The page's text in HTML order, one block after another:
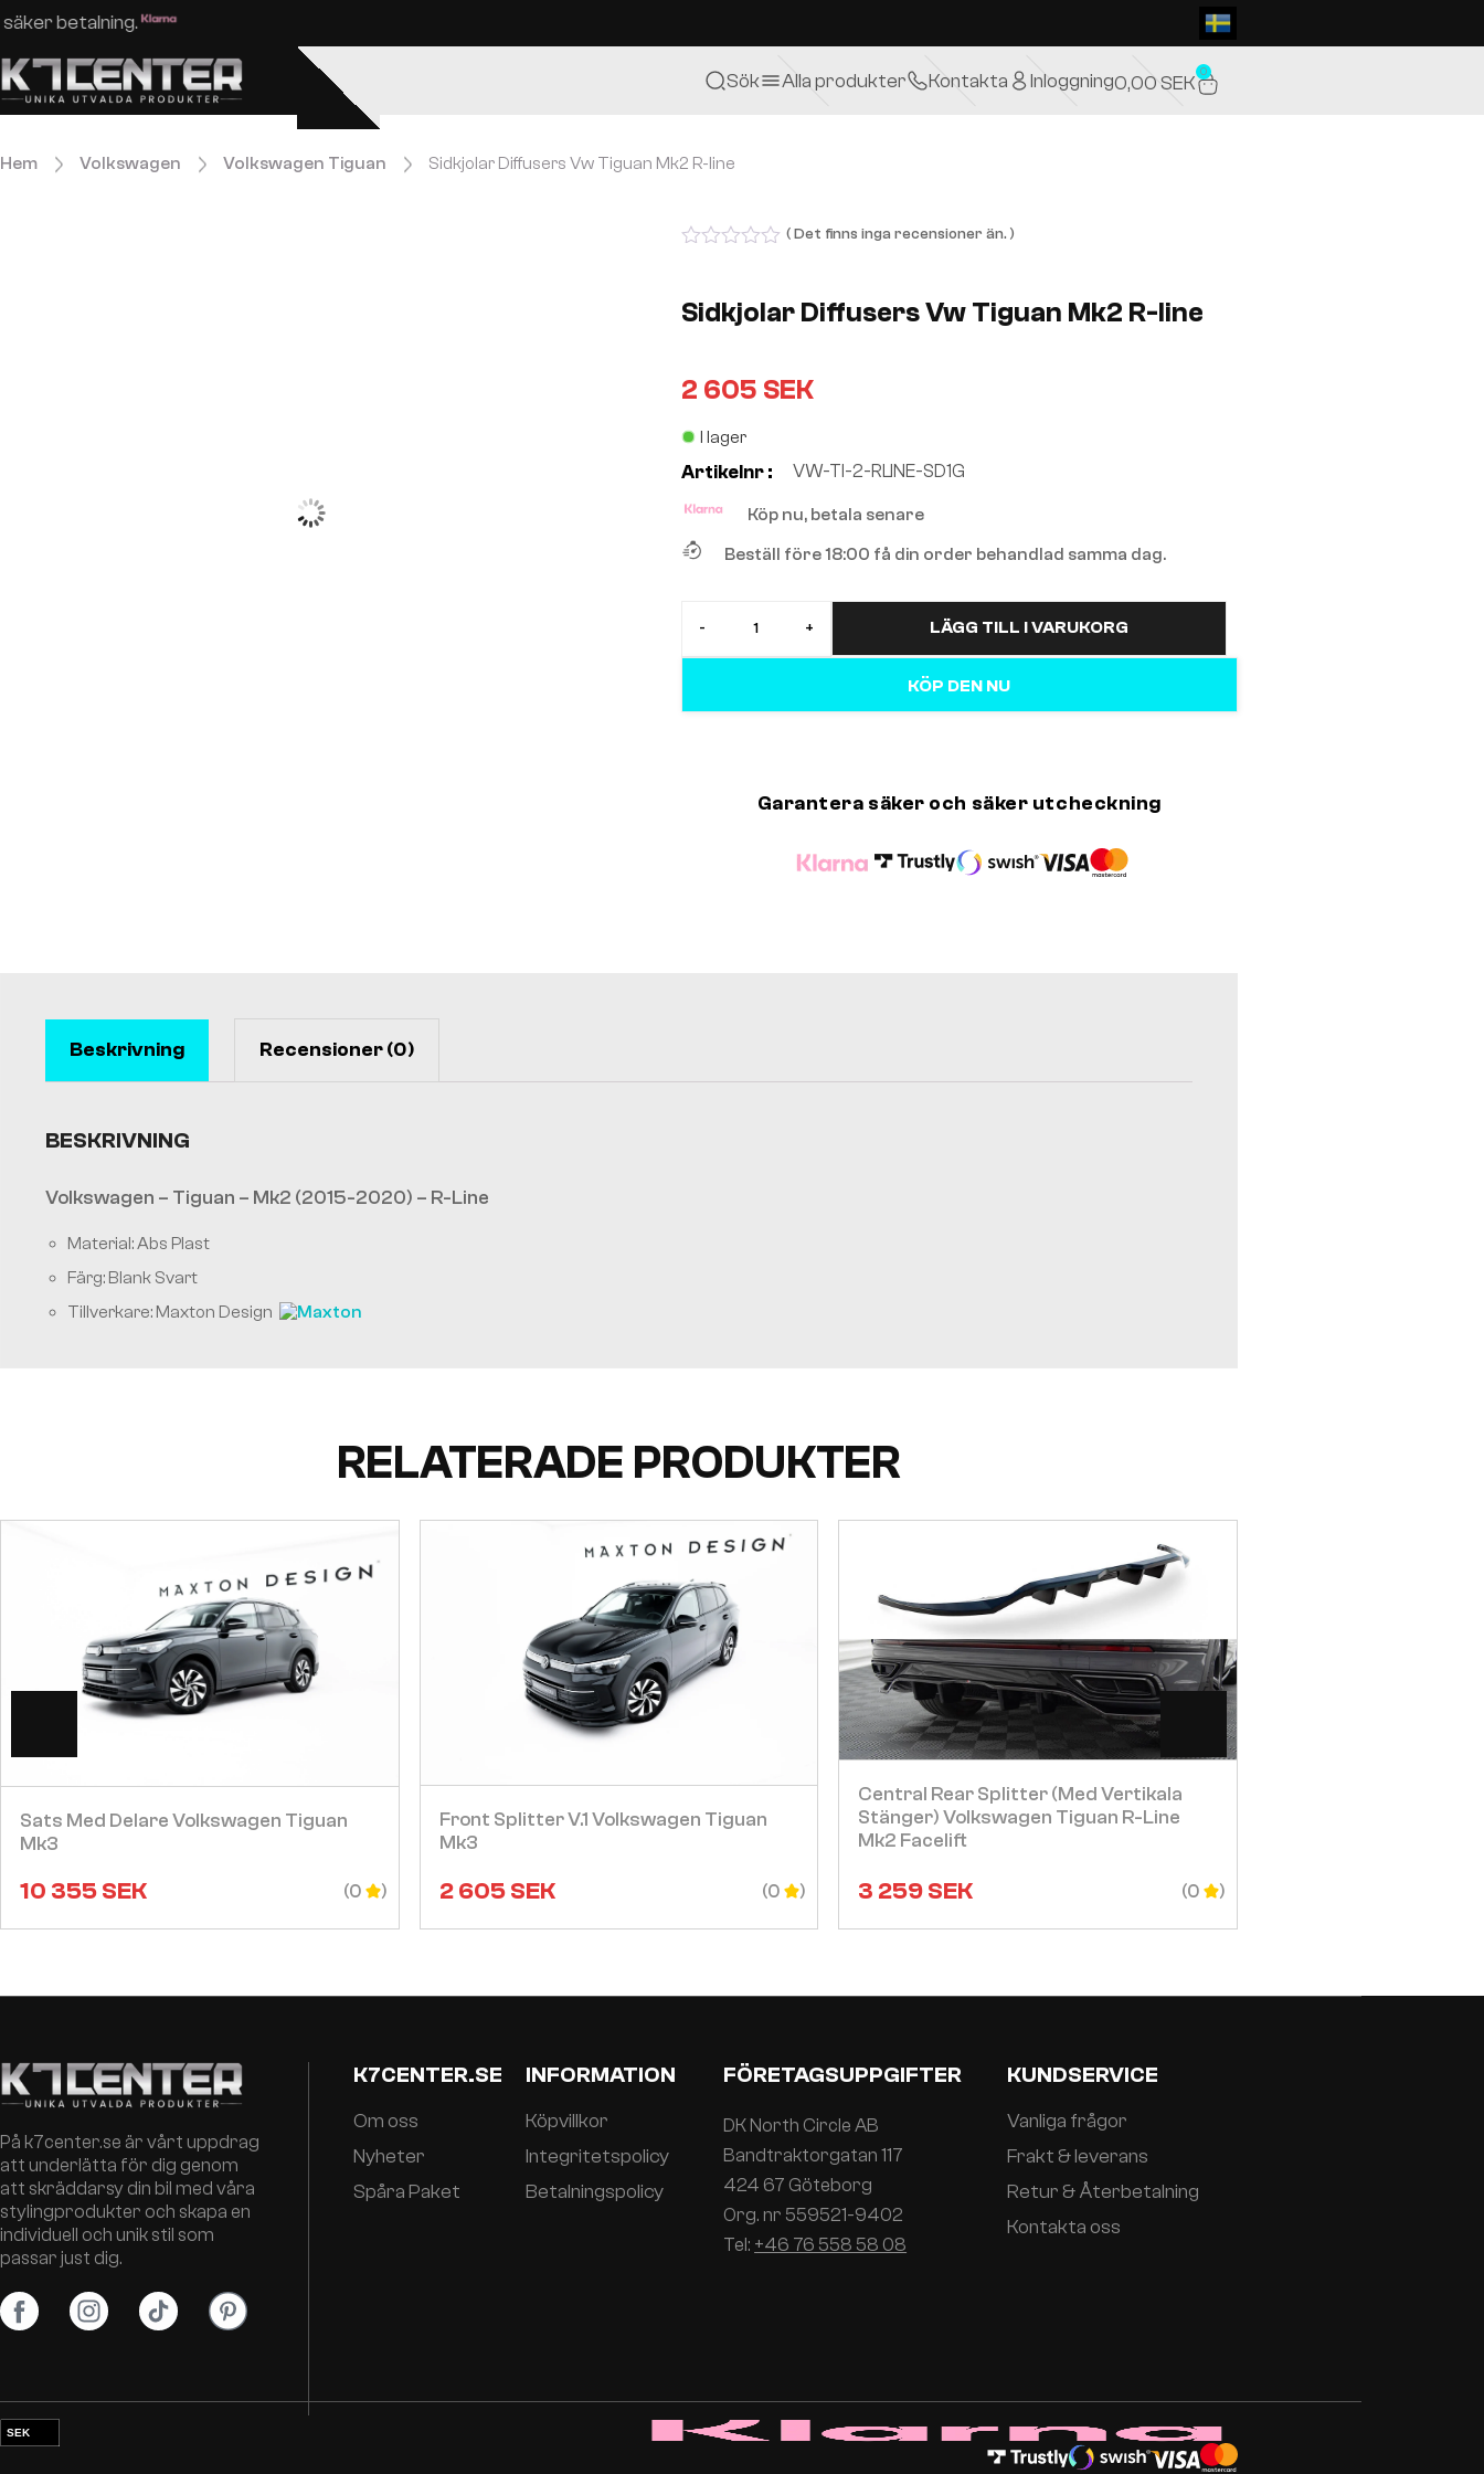
Enkel och säker betalning.
Sök Alla produkter Kontakta Inloggning0,00SEK 0
Hem Volkswagen Volkswagen Tiguan Sidkjolar Diffusers Vw Tiguan Mk2 R-line
of
5
( Det finns inga recensioner än. )
Sidkjolar Diffusers Vw Tiguan Mk2 R-line
2 605 SEK
I lager
Artikelnr : VW-TI-2-RLINE-SD1G
Köp nu, betala senare
Beställ före 18:00 få din order behandlad samma dag.
- + LÄGG TILL I VARUKORG
KÖP DEN NU
Garantera säker och säker utcheckning
Beskrivning Recensioner (0)
BESKRIVNING
Volkswagen – Tiguan – Mk2 (2015-2020) – R-Line
Material: Abs Plast
Färg: Blank Svart
Tillverkare: Maxton Design
RELATERADE PRODUKTER
Sats Med Delare Volkswagen Tiguan
Mk3
10 355SEK (0
Visa
Front Splitter V.1 Volkswagen Tiguan
Mk3
2 605SEK (0
Visa
Central Rear Splitter (med Vertikala
Stänger) Volkswagen Tiguan R-Line
Mk2 Facelift
3 259SEK (0
Visa
På k7center.se är vårt uppdrag
att underlätta för dig genom
att skräddarsy din bil med våra
stylingprodukter och skapa en
individuell och unik stil som
passar just dig.
K7CENTER.SE
Om oss
Nyheter
Spåra Paket
INFORMATION
Köpvillkor
Integritetspolicy
Betalningspolicy
FÖRETAGSUPPGIFTER
DK North Circle AB
Bandtraktorgatan 117
424 67 Göteborg
Org. nr 559521-9402
Tel: +46 76 558 58 08
KUNDSERVICE
Vanliga frågor
Frakt & leverans
Retur & Återbetalning
Kontakta oss
SEK